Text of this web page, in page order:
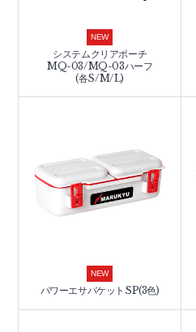
NEW
システムクリアポーチ
MQ-03/MQ-03ハーフ
(各S/M/L)
NEW
パワーエサバケットSP(3色)